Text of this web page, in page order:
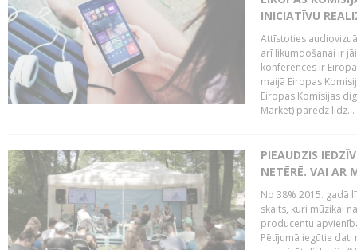
INICIATĪVU
Attīstoties
arī likumdošanai ir
konferencēs ir
maijā Eiropas
Eiropas Komisijas
Market) paredz līdz...
PIEAUDZIS
NETĒRĒ. VAI AR
No 38% 2015. gadā
skaits, kuri mūzikai
producentu
Pētījumā iegūtie dati